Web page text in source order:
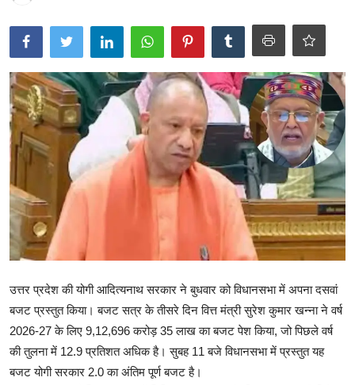
अंतरराष्ट्रीय समाचार
राज्य समाचार
मध्य प्रदेश
व्यापार और अर्थव्यवस्था
मनोरंजन
खेल
सेहत
Gallery
उत्तर प्रदेश की योगी आदित्यनाथ सरकार ने बुधवार को विधानसभा में अपना दसवां
बजट प्रस्तुत किया। बजट सत्र के तीसरे दिन वित्त मंत्री सुरेश कुमार खन्ना ने वर्ष
2026-27 के लिए 9,12,696 करोड़ 35 लाख का बजट पेश किया, जो पिछले वर्ष
की तुलना में 12.9 प्रतिशत अधिक है। सुबह 11 बजे विधानसभा में प्रस्तुत यह
बजट योगी सरकार 2.0 का अंतिम पूर्ण बजट है।